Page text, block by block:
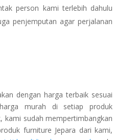
person kami terlebih dahulu
penjemputan agar perjalanan
dengan harga terbaik sesuai
murah di setiap produk
kami sudah mempertimbangkan
furniture Jepara dari kami,